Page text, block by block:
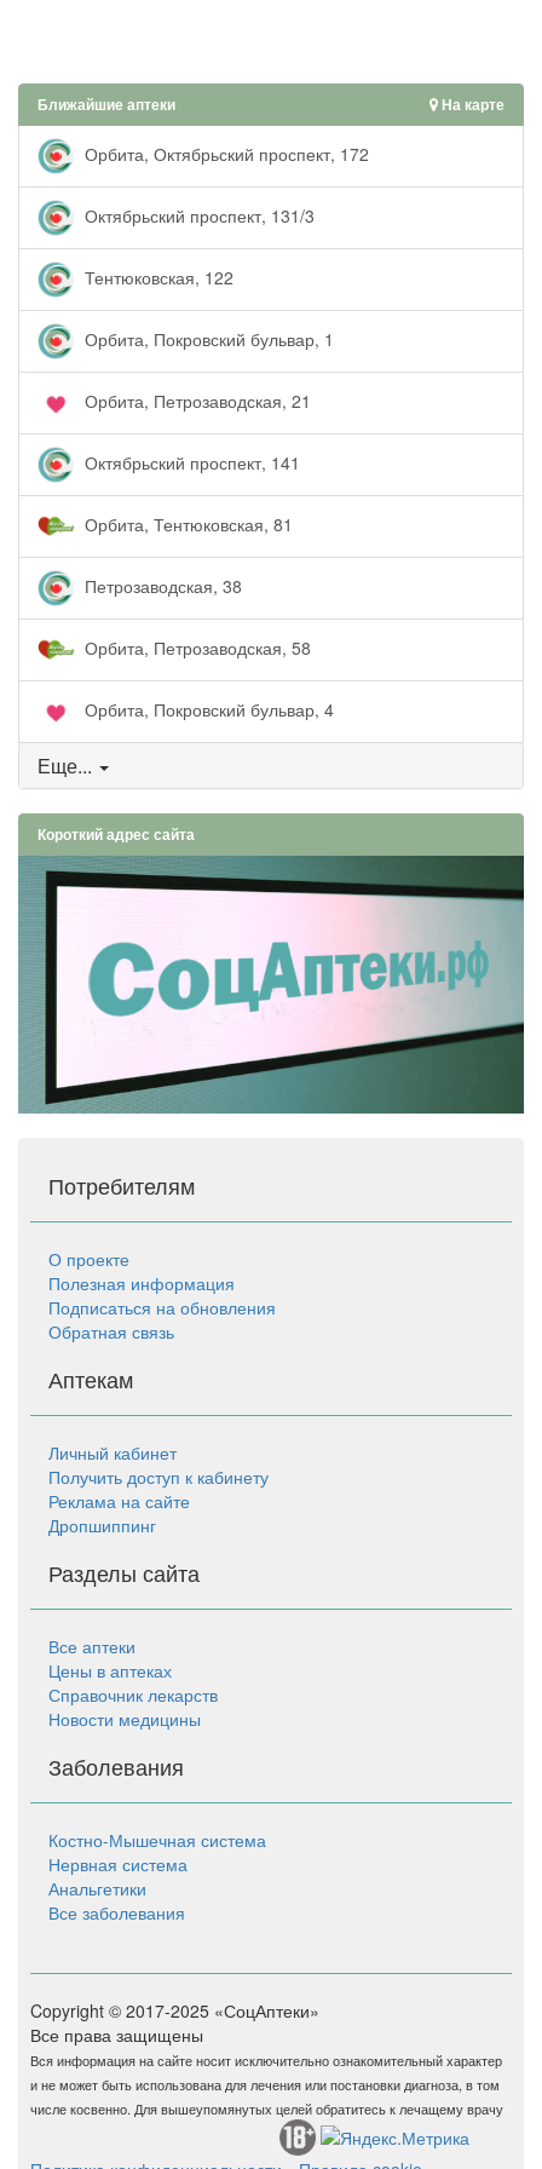
Ближайшие аптеки На карте
Орбита, Октябрьский проспект, 172
Октябрьский проспект, 131/3
Тентюковская, 122
Орбита, Покровский бульвар, 1
Орбита, Петрозаводская, 21
Октябрьский проспект, 141
Орбита, Тентюковская, 81
Петрозаводская, 38
Орбита, Петрозаводская, 58
Орбита, Покровский бульвар, 4
Еще...
Короткий адрес сайта
Потребителям
О проекте
Полезная информация
Подписаться на обновления
Обратная связь
Аптекам
Личный кабинет
Получить доступ к кабинету
Реклама на сайте
Дропшиппинг
Разделы сайта
Все аптеки
Цены в аптеках
Справочник лекарств
Новости медицины
Заболевания
Костно-Мышечная система
Нервная система
Анальгетики
Все заболевания
Copyright © 2017-2025 «СоцАптеки»
Все права защищены
Вся информация на сайте носит исключительно ознакомительный характер
и не может быть использована для лечения или постановки диагноза, в том
числе косвенно. Для вышеупомянутых целей обратитесь к лечащему врачу